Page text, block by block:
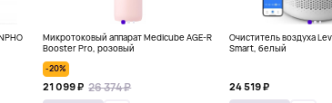
Микротоковый аппарат Medicube AGE-R
Booster Pro, розовый
-20%
21 099 ₽ 26 374 ₽
Очиститель воздуха
Smart, белый
24 519 ₽